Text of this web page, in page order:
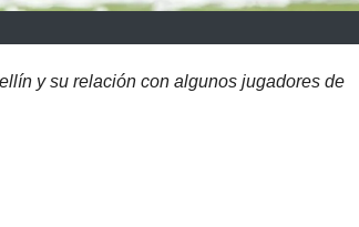
y su relación con algunos jugadores de